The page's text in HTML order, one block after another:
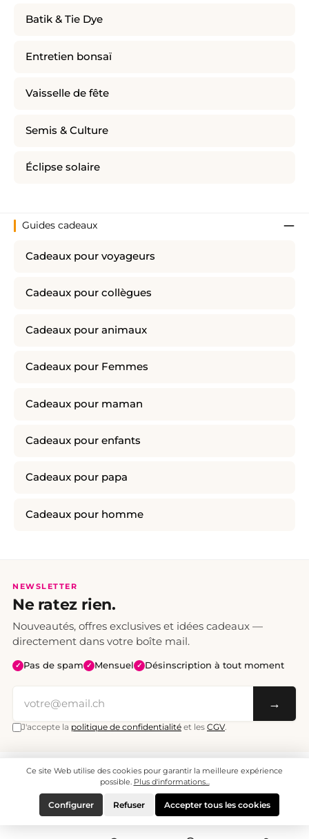
Batik & Tie Dye
Entretien bonsaï
Vaisselle de fête
Semis & Culture
Éclipse solaire
Guides cadeaux
Cadeaux pour voyageurs
Cadeaux pour collègues
Cadeaux pour animaux
Cadeaux pour Femmes
Cadeaux pour maman
Cadeaux pour enfants
Cadeaux pour papa
Cadeaux pour homme
NEWSLETTER
Ne ratez rien.
Nouveautés, offres exclusives et idées cadeaux —
directement dans votre boîte mail.
✓ Pas de spam ✓ Mensuel ✓ Désinscription à tout moment
→
J'accepte la politique de confidentialité et les CGV.
Tous les prix sont TTC. Frais de port CHF 6.95, livraison gratuite dès CHF 70.
© 2008 - 2026 - enjoymedia.ch - Tous droits réservés.
Ce site Web utilise des cookies pour garantir la meilleure expérience
possible. Plus d'informations...
Refuser
Configurer Accepter tous les cookies